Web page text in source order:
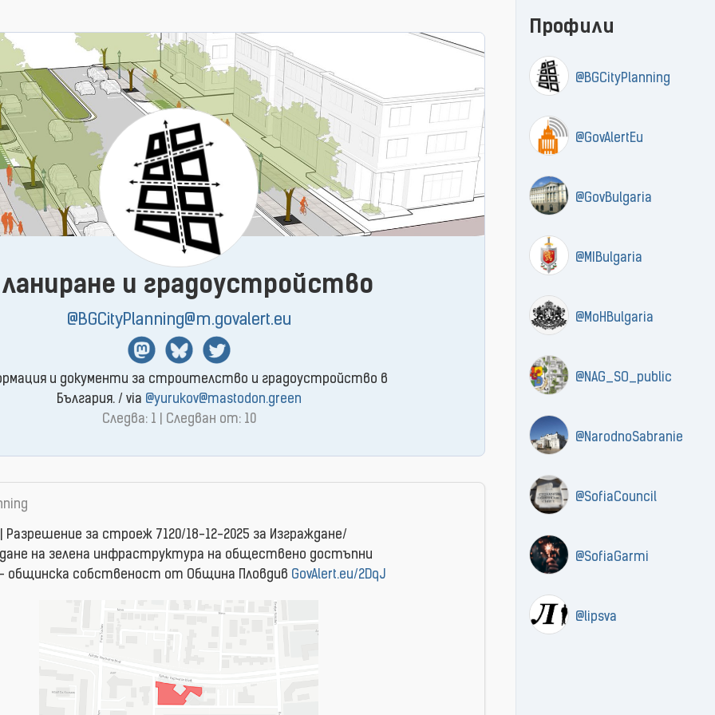
и градоустройство
@BGCityPlanning@m.govalert.eu
MastodonBlueSkyTwitter
и документи за строителство и градоустройство в
България. / via @yurukov@mastodon.green
Следва: 1 | Следван от: 10
Профили
@BGCityPlanning
@GovAlertEu
@GovBulgaria
@MIBulgaria
@MoHBulgaria
@NAG_SO_public
@NarodnoSabranie
@SofiaCouncil
@SofiaGarmi
@lipsva
Разрешение за строеж 7120/18-12-2025 за Изграждане/
на зелена инфраструктура на обществено достъпни
общинска собственост от Община Пловдив GovAlert.eu/2DqJ